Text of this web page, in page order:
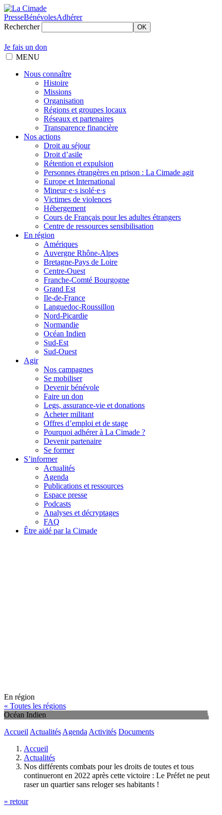
PresseBénévolesAdhérer
Rechercher
OK
Je fais un don
MENU
Nous connaître
Histoire
Missions
Organisation
Régions et groupes locaux
Réseaux et partenaires
Transparence financière
Nos actions
Droit au séjour
Droit d’asile
Rétention et expulsion
Personnes étrangères en prison : La Cimade agit
Europe et International
Mineur·e·s isolé·e·s
Victimes de violences
Hébergement
Cours de Français pour les adultes étrangers
Centre de ressources sensibilisation
En région
Amériques
Auvergne Rhône-Alpes
Bretagne-Pays de Loire
Centre-Ouest
Franche-Comté Bourgogne
Grand Est
Ile-de-France
Languedoc-Roussillon
Nord-Picardie
Normandie
Océan Indien
Sud-Est
Sud-Ouest
Agir
Nos campagnes
Se mobiliser
Devenir bénévole
Faire un don
Legs, assurance-vie et donations
Acheter militant
Offres d’emploi et de stage
Pourquoi adhérer à La Cimade ?
Devenir partenaire
Se former
S’informer
Actualités
Agenda
Publications et ressources
Espace presse
Podcasts
Analyses et décryptages
FAQ
Être aidé par la Cimade
En région
« Toutes les régions
Océan Indien
Accueil Actualités Agenda Activités Documents
Accueil
Actualités
Nos différents combats pour les droits de toutes et tous
continueront en 2022 après cette victoire : Le Préfet ne peut
raser un quartier sans reloger ses habitants !
» retour